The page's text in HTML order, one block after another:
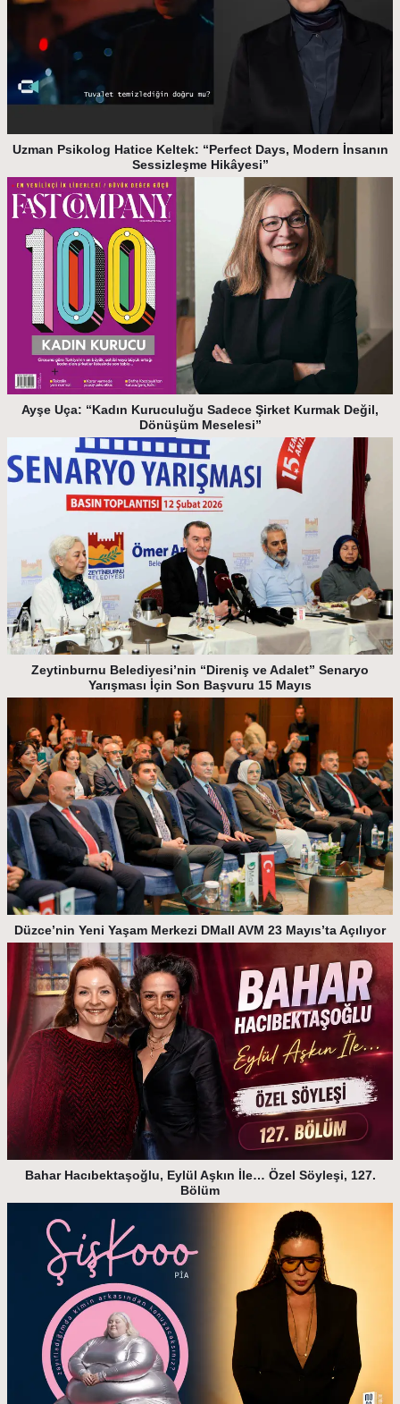
Uzman Psikolog Hatice Keltek: “Perfect Days, Modern İnsanın
Sessizleşme Hikâyesi”
Ayşe Uça: “Kadın Kuruculuğu Sadece Şirket Kurmak Değil,
Dönüşüm Meselesi”
Zeytinburnu Belediyesi’nin “Direniş ve Adalet” Senaryo
Yarışması İçin Son Başvuru 15 Mayıs
Düzce’nin Yeni Yaşam Merkezi DMall AVM 23 Mayıs’ta Açılıyor
Bahar Hacıbektaşoğlu, Eylül Aşkın İle… Özel Söyleşi, 127.
Bölüm